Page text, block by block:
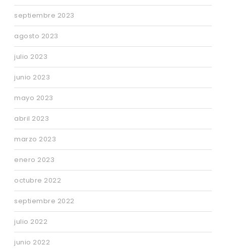
septiembre 2023
agosto 2023
julio 2023
junio 2023
mayo 2023
abril 2023
marzo 2023
enero 2023
octubre 2022
septiembre 2022
julio 2022
junio 2022